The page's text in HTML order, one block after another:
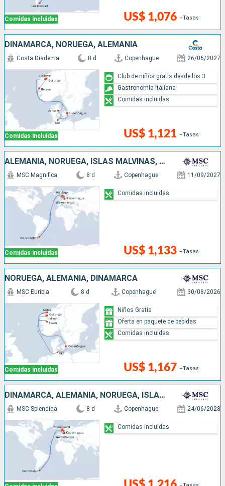
Comidas incluidas US$ 1,076 +Tasas
DINAMARCA, NORUEGA, ALEMANIA
Comidas incluidas
Costa Diadema 8 d Copenhague 26/06/2027
US$ 1,121 +Tasas
Club de niños gratis desde los 3
Gastronomía italiana
Comidas incluidas
ALEMANIA, NORUEGA, ISLAS MALVINAS, DINAMARCA
Comidas incluidas
MSC Magnifica 8 d Copenhague 11/09/2027
US$ 1,133 +Tasas
Comidas incluidas
NORUEGA, ALEMANIA, DINAMARCA
Comidas incluidas
MSC Euribia 8 d Copenhague 30/08/2026
US$ 1,167 +Tasas
Niños Gratis
Oferta en paquete de bebidas
Comidas incluidas
DINAMARCA, ALEMANIA, NORUEGA, ISLAS MALVINAS
MSC Splendida 8 d Copenhague 24/06/2028
Comidas incluidas